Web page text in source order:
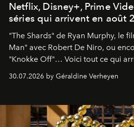
Netflix, Disney+, Prime
séries qui arrivent en août
"The Shards" de Ryan Murphy, le
Man" avec Robert De Niro, ou
"Knokke Off"… Voici tout ce qui
plateformes de streaming en août
30.07.2026 by Géraldine Verheyen